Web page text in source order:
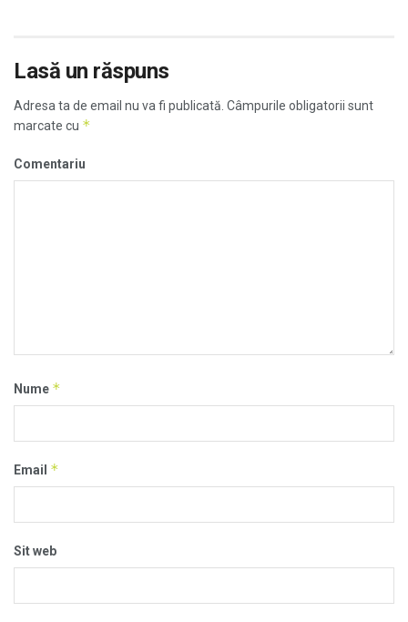
Lasă un răspuns
Adresa ta de email nu va fi publicată. Câmpurile obligatorii sunt
marcate cu *
Comentariu
Nume *
Email *
Sit web